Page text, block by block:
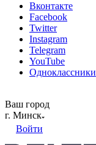
Вконтакте
Facebook
Twitter
Instagram
Telegram
YouTube
Одноклассники
Ваш город
г. Минск
Войти